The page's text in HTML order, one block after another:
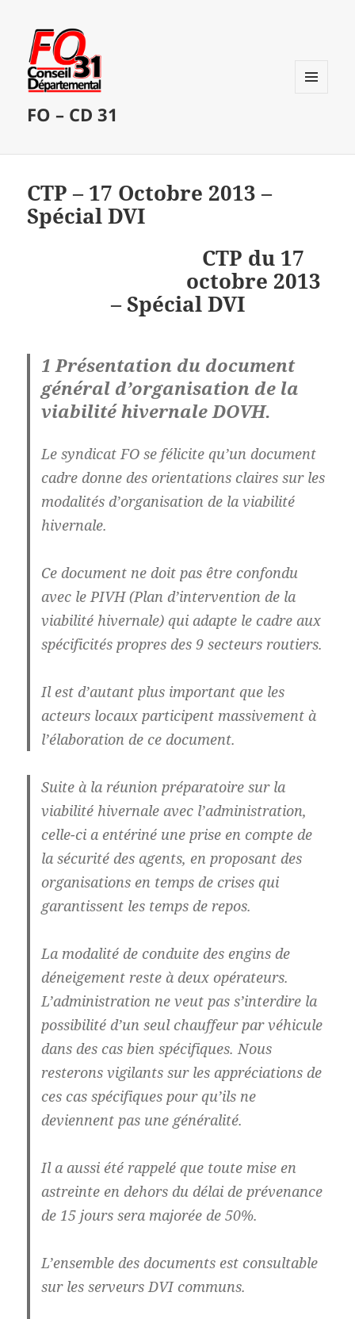
FO – CD 31
CTP – 17 Octobre 2013 –
Spécial DVI
CTP du 17
octobre 2013
– Spécial DVI
1 Présentation du document
général d’organisation de la
viabilité hivernale DOVH.
Le syndicat FO se félicite qu’un document
cadre donne des orientations claires sur les
modalités d’organisation de la viabilité
hivernale.
Ce document ne doit pas être confondu
avec le PIVH (Plan d’intervention de la
viabilité hivernale) qui adapte le cadre aux
spécificités propres des 9 secteurs routiers.
Il est d’autant plus important que les
acteurs locaux participent massivement à
l’élaboration de ce document.
Suite à la réunion préparatoire sur la
viabilité hivernale avec l’administration,
celle-ci a entériné une prise en compte de
la sécurité des agents, en proposant des
organisations en temps de crises qui
garantissent les temps de repos.
La modalité de conduite des engins de
déneigement reste à deux opérateurs.
L’administration ne veut pas s’interdire la
possibilité d’un seul chauffeur par véhicule
dans des cas bien spécifiques. Nous
resterons vigilants sur les appréciations de
ces cas spécifiques pour qu’ils ne
deviennent pas une généralité.
Il a aussi été rappelé que toute mise en
astreinte en dehors du délai de prévenance
de 15 jours sera majorée de 50%.
L’ensemble des documents est consultable
sur les serveurs DVI communs.